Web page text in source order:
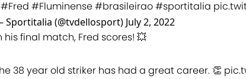
#Fred #Fluminense#brasileirao#sportitalia
Sportitalia (@tvdellosport) July 2, 2022
his final match, Fred scores! 💥
38 year old striker has had a great career. 👏